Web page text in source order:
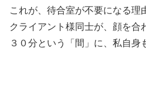
これが、待合室が不要になる理
クライアント様同士が、顔を合
３０分という「間」に、私自身